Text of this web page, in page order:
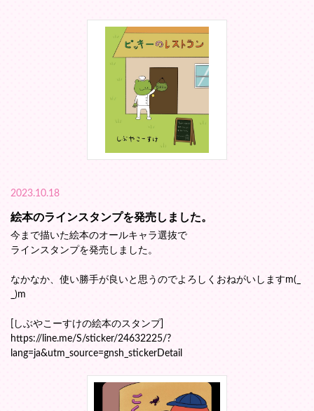
2023.10.18
絵本のラインスタンプを発売しました。
今まで描いた絵本のオールキャラ選抜で
ラインスタンプを発売しました。
なかなか、使い勝手が良いと思うのでよろしくおねがいしますm(_
_)m
[しぶやこーすけの絵本のスタンプ]
https://line.me/S/sticker/24632225/?
lang=ja&utm_source=gnsh_stickerDetail